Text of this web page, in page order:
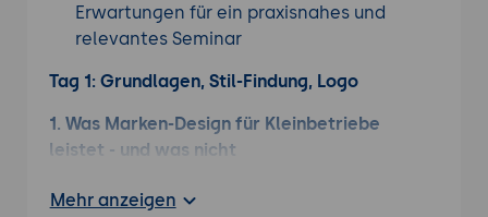
Erwartungen für ein praxisnahes und
relevantes Seminar
Tag 1: Grundlagen, Stil-Findung, Logo
1. Was Marken-Design für Kleinbetriebe
leistet - und was nicht
Kleinbetrieb: einheitliches Erscheinen mit
Mehr anzeigen